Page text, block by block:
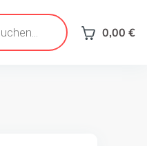
0,00 €